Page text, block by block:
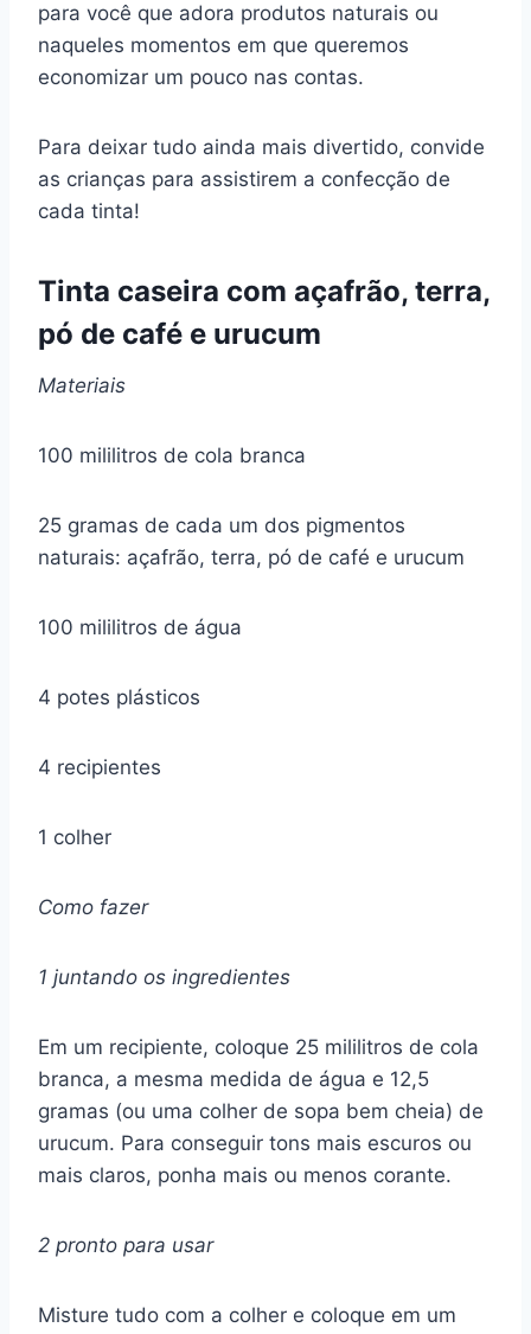
para você que adora produtos naturais ou
naqueles momentos em que queremos
economizar um pouco nas contas.
Para deixar tudo ainda mais divertido, convide
as crianças para assistirem a confecção de
cada tinta!
Tinta caseira com açafrão, terra,
pó de café e urucum
Materiais
100 mililitros de cola branca
25 gramas de cada um dos pigmentos
naturais: açafrão, terra, pó de café e urucum
100 mililitros de água
4 potes plásticos
4 recipientes
1 colher
Como fazer
1 juntando os ingredientes
Em um recipiente, coloque 25 mililitros de cola
branca, a mesma medida de água e 12,5
gramas (ou uma colher de sopa bem cheia) de
urucum. Para conseguir tons mais escuros ou
mais claros, ponha mais ou menos corante.
2 pronto para usar
Misture tudo com a colher e coloque em um